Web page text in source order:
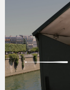
principal
LIVRE